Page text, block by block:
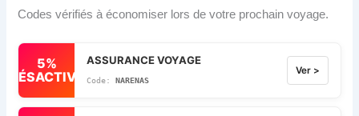
Codes vérifiés à économiser lors de votre prochain voyage.
5%
DÉSACTIVÉ
ASSURANCE VOYAGE
NARENAS
Ver >